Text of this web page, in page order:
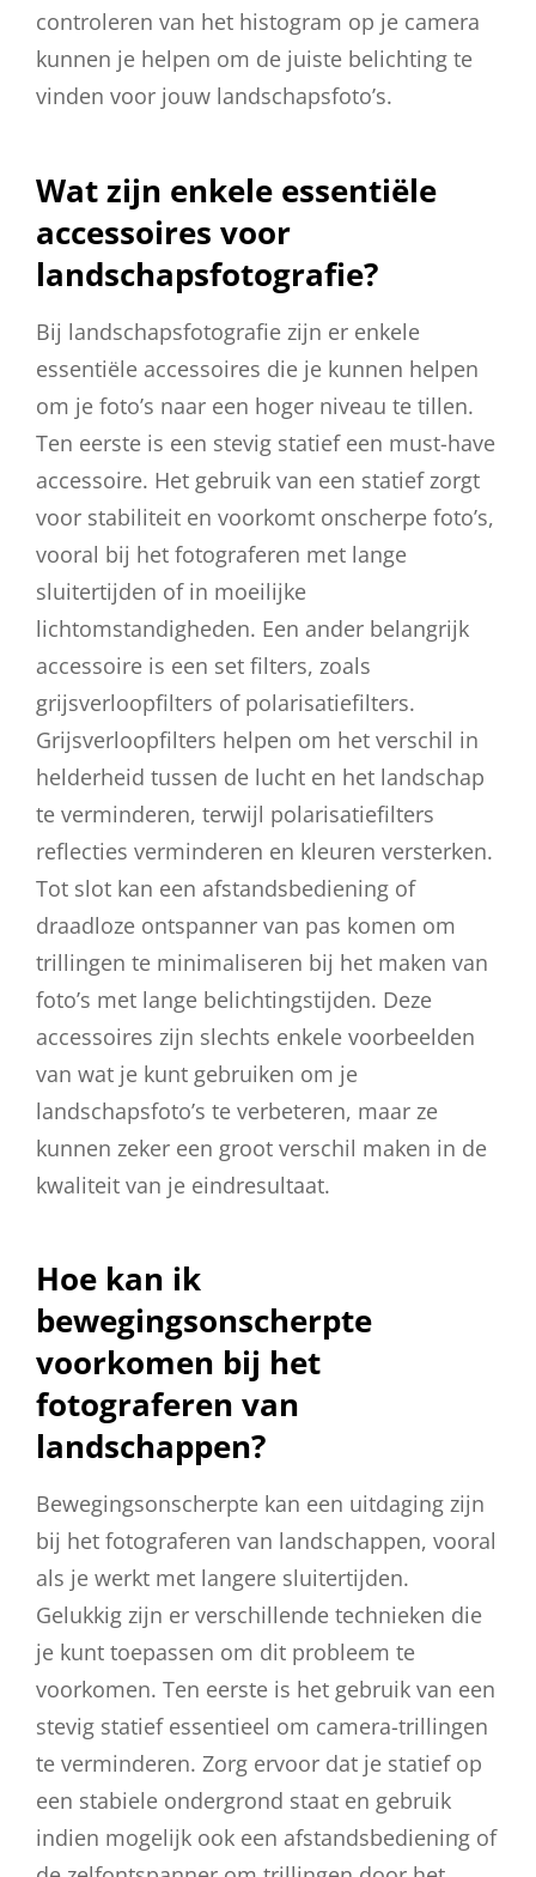
controleren van het histogram op je camera
kunnen je helpen om de juiste belichting te
vinden voor jouw landschapsfoto’s.
Wat zijn enkele essentiële
accessoires voor
landschapsfotografie?
Bij landschapsfotografie zijn er enkele
essentiële accessoires die je kunnen helpen
om je foto’s naar een hoger niveau te tillen.
Ten eerste is een stevig statief een must-have
accessoire. Het gebruik van een statief zorgt
voor stabiliteit en voorkomt onscherpe foto’s,
vooral bij het fotograferen met lange
sluitertijden of in moeilijke
lichtomstandigheden. Een ander belangrijk
accessoire is een set filters, zoals
grijsverloopfilters of polarisatiefilters.
Grijsverloopfilters helpen om het verschil in
helderheid tussen de lucht en het landschap
te verminderen, terwijl polarisatiefilters
reflecties verminderen en kleuren versterken.
Tot slot kan een afstandsbediening of
draadloze ontspanner van pas komen om
trillingen te minimaliseren bij het maken van
foto’s met lange belichtingstijden. Deze
accessoires zijn slechts enkele voorbeelden
van wat je kunt gebruiken om je
landschapsfoto’s te verbeteren, maar ze
kunnen zeker een groot verschil maken in de
kwaliteit van je eindresultaat.
Hoe kan ik
bewegingsonscherpte
voorkomen bij het
fotograferen van
landschappen?
Bewegingsonscherpte kan een uitdaging zijn
bij het fotograferen van landschappen, vooral
als je werkt met langere sluitertijden.
Gelukkig zijn er verschillende technieken die
je kunt toepassen om dit probleem te
voorkomen. Ten eerste is het gebruik van een
stevig statief essentieel om camera-trillingen
te verminderen. Zorg ervoor dat je statief op
een stabiele ondergrond staat en gebruik
indien mogelijk ook een afstandsbediening of